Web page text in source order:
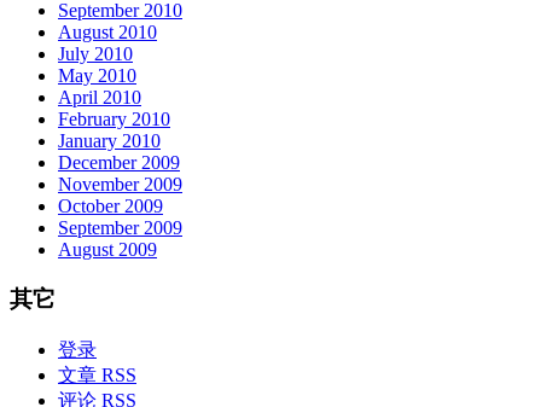
September 2010
August 2010
July 2010
May 2010
April 2010
February 2010
January 2010
December 2009
November 2009
October 2009
September 2009
August 2009
其它
登录
文章 RSS
评论 RSS